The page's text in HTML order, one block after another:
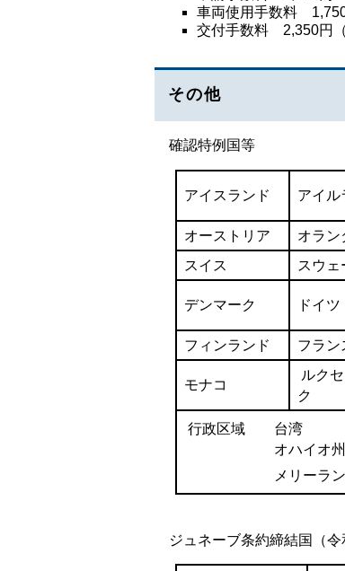
車両使用手数料
交付手数料 2,350円（
その他
確認特例国等
アイスランド アイル
オーストリア
オラン
スイス
スウェ
デンマーク ドイツ
フィンランド フラン
モナコ
ルク
ク
行政区域 台湾
オハイオ州、オレ
メリーランド州、
ジュネーブ条約締結国（令